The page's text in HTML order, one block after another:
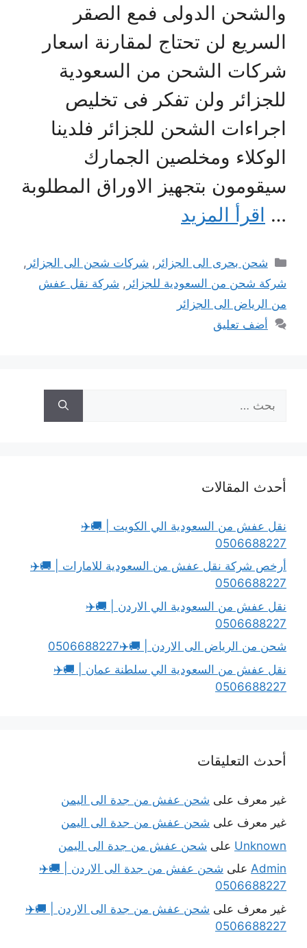
والشحن الدولى فمع الصقر
السريع لن تحتاج لمقارنة اسعار
شركات الشحن من السعودية
للجزائر ولن تفكر فى تخليص
اجراءات الشحن للجزائر فلدينا
الوكلاء ومخلصين الجمارك
سيقومون بتجهيز الاوراق المطلوبة
… اقرأ المزيد
التصنيفات
شحن بحرى الى الجزائر , شركات شحن الى الجزائر ,
شركة شحن من السعودية للجزائر , شركة نقل عفش
من الرياض الى الجزائر
أضف تعليق
عن:
أحدث المقالات
نقل عفش من السعودية الي الكويت | 🚚✈️
0506688227
أرخص شركة نقل عفش من السعودية للامارات | 🚚✈️
0506688227
نقل عفش من السعودية الي الاردن | 🚚✈️
0506688227
شحن من الرياض الى الاردن | 🚚✈️0506688227
نقل عفش من السعودية الي سلطنة عمان | 🚚✈️
0506688227
أحدث التعليقات
غير معرف على شحن عفش من جدة الى اليمن
غير معرف على شحن عفش من جدة الى اليمن
Unknown على شحن عفش من جدة الى اليمن
Admin على شحن عفش من جدة الى الاردن | 🚚✈️
0506688227
غير معرف على شحن عفش من جدة الى الاردن | 🚚✈️
0506688227